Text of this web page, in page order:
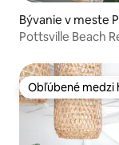
Bývanie v meste
Pottsville Beach
Obľúbené medzi
Obľúbené medzi